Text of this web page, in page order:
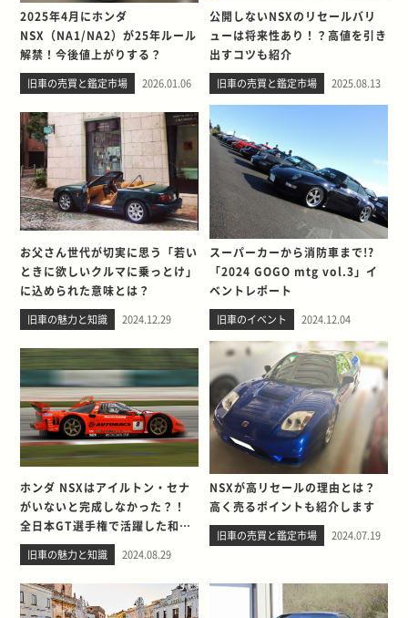
2025年4月にホンダ
NSX（NA1/NA2）が25年ルール
解禁！今後値上がりする？
旧車の売買と鑑定市場 2026.01.06
公開しないNSXのリセールバリ
ューは将来性あり！？高値を引き
出すコツも紹介
旧車の売買と鑑定市場 2025.08.13
お父さん世代が切実に思う「若い
ときに欲しいクルマに乗っとけ」
に込められた意味とは？
旧車の魅力と知識 2024.12.29
スーパーカーから消防車まで!?
「2024 GOGO mtg vol.3」イ
ベントレポート
旧車のイベント 2024.12.04
ホンダ NSXはアイルトン・セナ
がいないと完成しなかった？！
全日本GT選手権で活躍した和製
スーパーカーのすべて
旧車の魅力と知識 2024.08.29
NSXが高リセールの理由とは？
高く売るポイントも紹介します
旧車の売買と鑑定市場 2024.07.19